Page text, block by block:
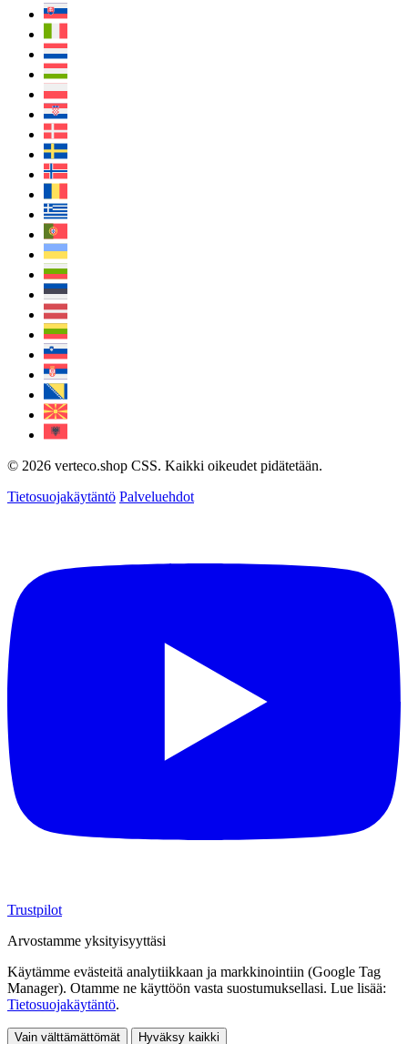
© 2026 verteco.shop CSS. Kaikki oikeudet pidätetään.
Tietosuojakäytäntö Palveluehdot
Trustpilot
Arvostamme yksityisyyttäsi
Käytämme evästeitä analytiikkaan ja markkinointiin (Google Tag
Manager). Otamme ne käyttöön vasta suostumuksellasi. Lue lisää:
Tietosuojakäytäntö.
Vain välttämättömät Hyväksy kaikki